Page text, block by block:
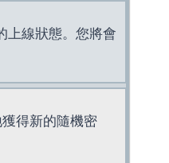
上線狀態。您將會
得新的隨機密